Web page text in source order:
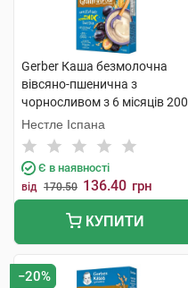
Gerber Каша безмолочна
вівсяно-пшенична з
чорносливом з 6 місяців 200
г 1 коробка
Нестле Іспана
Є в наявності
від 170.50 136.40 грн
КУПИТИ
−20%